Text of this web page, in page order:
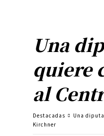
Una
quiere
al
Destacadas
Una
Kirchner